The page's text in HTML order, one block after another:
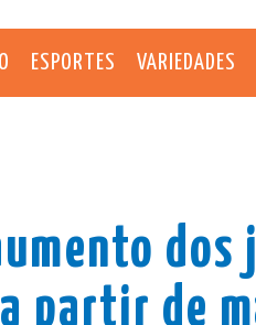
ESPORTES VARIEDADES
dos
partir de